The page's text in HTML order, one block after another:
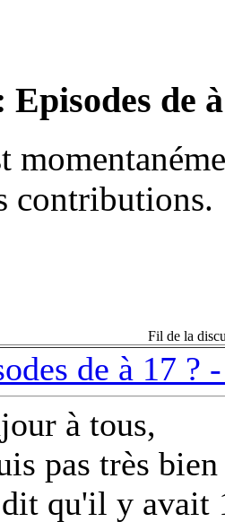
Episodes de
contributions.
Fil de la
de à 17 ?
à tous,
pas très
qu'il y avait